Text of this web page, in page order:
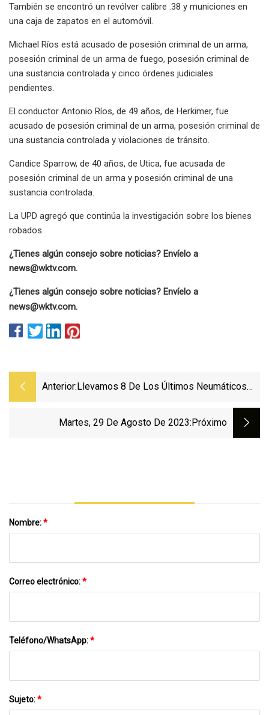
También se encontró un revólver calibre .38 y municiones en
una caja de zapatos en el automóvil.
Michael Ríos está acusado de posesión criminal de un arma,
posesión criminal de un arma de fuego, posesión criminal de
una sustancia controlada y cinco órdenes judiciales
pendientes.
El conductor Antonio Ríos, de 49 años, de Herkimer, fue
acusado de posesión criminal de un arma, posesión criminal de
una sustancia controlada y violaciones de tránsito.
Candice Sparrow, de 40 años, de Utica, fue acusada de
posesión criminal de un arma y posesión criminal de una
sustancia controlada.
La UPD agregó que continúa la investigación sobre los bienes
robados.
¿Tienes algún consejo sobre noticias? Envíelo a
news@wktv.com.
¿Tienes algún consejo sobre noticias? Envíelo a
news@wktv.com.
Anterior: Llevamos 8 De Los Últimos Neumáticos
Resistencia A La Rodadura
Martes, 29 De Agosto De 2023:próximo
Nombre:*
Correo electrónico:*
Teléfono/WhatsApp:*
Sujeto:*